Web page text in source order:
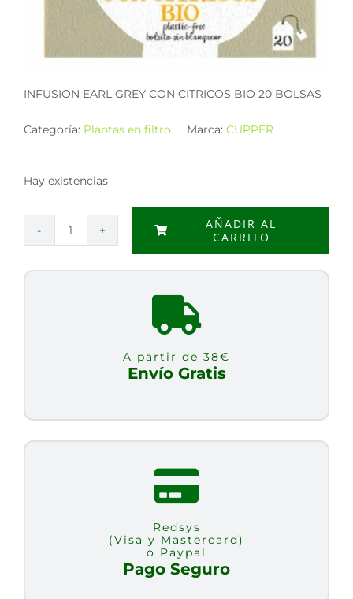
INFUSION EARL GREY CON CITRICOS BIO 20 BOLSAS
Categoría: Plantas en filtro Marca: CUPPER
Hay existencias
INFUSION
AÑADIR AL
CARRITO
A partir de 38€
Envío Gratis
Redsys
(Visa y Mastercard)
o Paypal
Pago Seguro